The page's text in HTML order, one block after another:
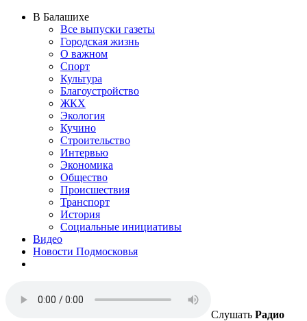
В Балашихе
Все выпуски газеты
Городская жизнь
О важном
Спорт
Культура
Благоустройство
ЖКХ
Экология
Кучино
Строительство
Интервью
Экономика
Общество
Происшествия
Транспорт
История
Социальные инициативы
Видео
Новости Подмосковья
Слушать Радио